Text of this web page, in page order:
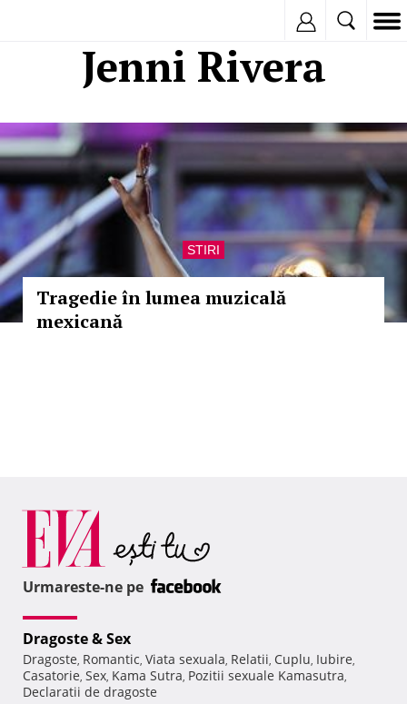
Jenni Rivera
STIRI
Tragedie în lumea muzicală
mexicană
Urmareste-ne pe
Dragoste & Sex
Dragoste, Romantic, Viata sexuala, Relatii, Cuplu, Iubire,
Casatorie, Sex, Kama Sutra, Pozitii sexuale Kamasutra,
Declaratii de dragoste